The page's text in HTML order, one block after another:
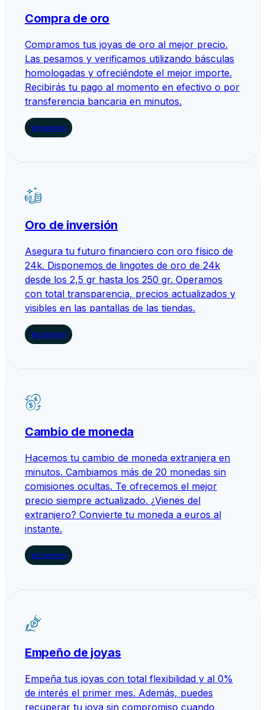
Compra de oro
Compramos tus joyas de oro al mejor precio.
Las pesamos y verificamos utilizando básculas
homologadas y ofreciéndote el mejor importe.
Recibirás tu pago al momento en efectivo o por
transferencia bancaria en minutos.
Ver servicio
Oro de inversión
Asegura tu futuro financiero con oro físico de
24k. Disponemos de lingotes de oro de 24k
desde los 2,5 gr hasta los 250 gr. Operamos
con total transparencia, precios actualizados y
visibles en las pantallas de las tiendas.
Ver servicio
Cambio de moneda
Hacemos tu cambio de moneda extranjera en
minutos. Cambiamos más de 20 monedas sin
comisiones ocultas. Te ofrecemos el mejor
precio siempre actualizado. ¿Vienes del
extranjero? Convierte tu moneda a euros al
instante.
Ver servicio
Empeño de joyas
Empeña tus joyas con total flexibilidad y al 0%
de interés el primer mes. Además, puedes
recuperar tu joya sin compromiso cuando